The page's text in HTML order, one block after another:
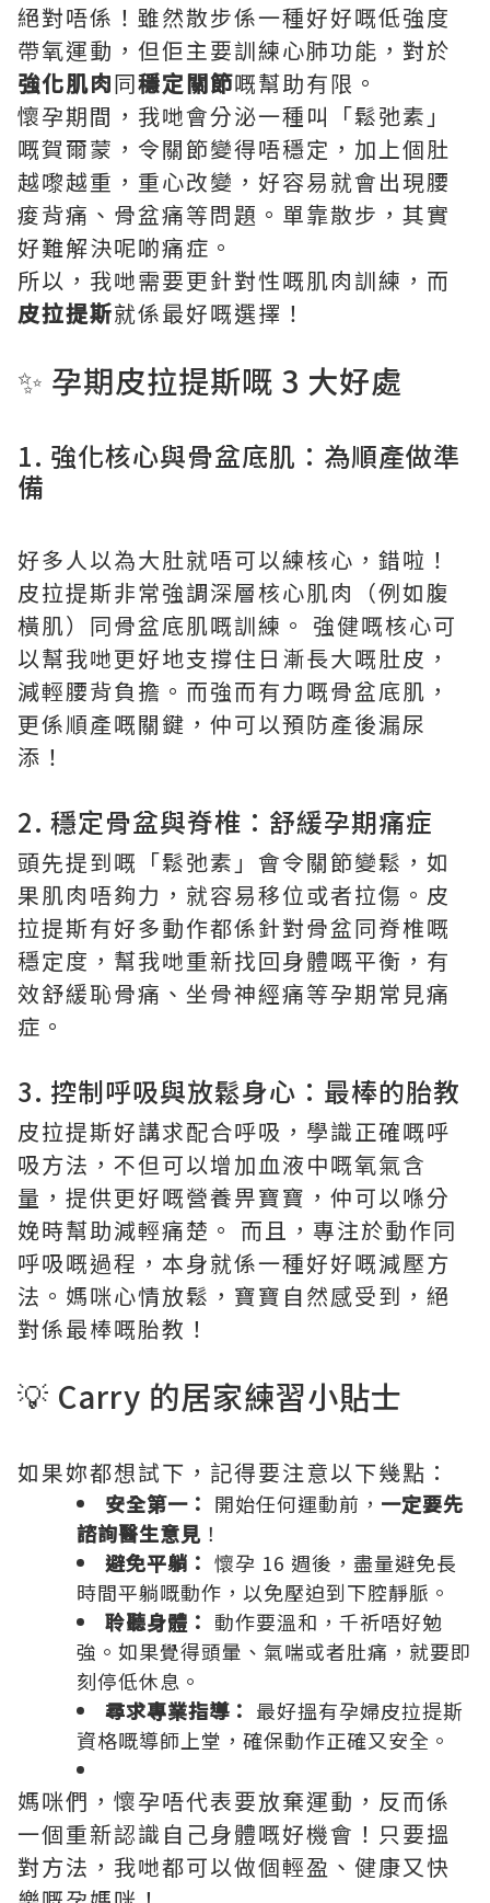
絕對唔係！雖然散步係一種好好嘅低強度
帶氧運動，但佢主要訓練心肺功能，對於
強化肌肉同穩定關節嘅幫助有限。
懷孕期間，我哋會分泌一種叫「鬆弛素」
嘅賀爾蒙，令關節變得唔穩定，加上個肚
越嚟越重，重心改變，好容易就會出現腰
痠背痛、骨盆痛等問題。單靠散步，其實
好難解決呢啲痛症。
所以，我哋需要更針對性嘅肌肉訓練，而
皮拉提斯就係最好嘅選擇！
✨ 孕期皮拉提斯嘅 3 大好處
1. 強化核心與骨盆底肌：為順產做準
備
好多人以為大肚就唔可以練核心，錯啦！
皮拉提斯非常強調深層核心肌肉（例如腹
橫肌）同骨盆底肌嘅訓練。 強健嘅核心可
以幫我哋更好地支撐住日漸長大嘅肚皮，
減輕腰背負擔。而強而有力嘅骨盆底肌，
更係順產嘅關鍵，仲可以預防產後漏尿
添！
2. 穩定骨盆與脊椎：舒緩孕期痛症
頭先提到嘅「鬆弛素」會令關節變鬆，如
果肌肉唔夠力，就容易移位或者拉傷。皮
拉提斯有好多動作都係針對骨盆同脊椎嘅
穩定度，幫我哋重新找回身體嘅平衡，有
效舒緩恥骨痛、坐骨神經痛等孕期常見痛
症。
3. 控制呼吸與放鬆身心：最棒的胎教
皮拉提斯好講求配合呼吸，學識正確嘅呼
吸方法，不但可以增加血液中嘅氧氣含
量，提供更好嘅營養畀寶寶，仲可以喺分
娩時幫助減輕痛楚。 而且，專注於動作同
呼吸嘅過程，本身就係一種好好嘅減壓方
法。媽咪心情放鬆，寶寶自然感受到，絕
對係最棒嘅胎教！
💡 Carry 的居家練習小貼士
如果妳都想試下，記得要注意以下幾點：
安全第一： 開始任何運動前， 一定要先
諮詢醫生意見 ！
避免平躺： 懷孕 16 週後，盡量避免長
時間平躺嘅動作，以免壓迫到下腔靜脈。
聆聽身體： 動作要溫和，千祈唔好勉
強。如果覺得頭暈、氣喘或者肚痛，就要即
刻停低休息。
尋求專業指導： 最好搵有孕婦皮拉提斯
資格嘅導師上堂，確保動作正確又安全。
媽咪們，懷孕唔代表要放棄運動，反而係
一個重新認識自己身體嘅好機會！只要搵
對方法，我哋都可以做個輕盈、健康又快